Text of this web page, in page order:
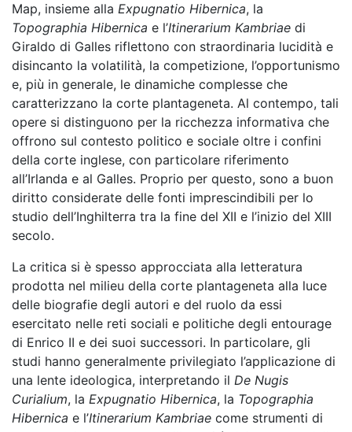
Map, insieme alla Expugnatio Hibernica, la
Topographia Hibernica e l’Itinerarium Kambriae di
Giraldo di Galles riflettono con straordinaria lucidità e
disincanto la volatilità, la competizione, l’opportunismo
e, più in generale, le dinamiche complesse che
caratterizzano la corte plantageneta. Al contempo, tali
opere si distinguono per la ricchezza informativa che
offrono sul contesto politico e sociale oltre i confini
della corte inglese, con particolare riferimento
all’Irlanda e al Galles. Proprio per questo, sono a buon
diritto considerate delle fonti imprescindibili per lo
studio dell’Inghilterra tra la fine del XII e l’inizio del XIII
secolo.
La critica si è spesso approcciata alla letteratura
prodotta nel milieu della corte plantageneta alla luce
delle biografie degli autori e del ruolo da essi
esercitato nelle reti sociali e politiche degli entourage
di Enrico II e dei suoi successori. In particolare, gli
studi hanno generalmente privilegiato l’applicazione di
una lente ideologica, interpretando il De Nugis
Curialium, la Expugnatio Hibernica, la Topographia
Hibernica e l’Itinerarium Kambriae come strumenti di